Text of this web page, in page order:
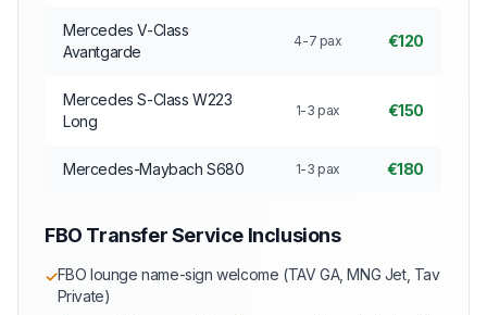
Mercedes V-Class
Avantgarde
4-7 pax €120
Mercedes S-Class W223
Long
1-3 pax €150
Mercedes-Maybach S680 1-3 pax €180
FBO Transfer Service Inclusions
✓FBO lounge name-sign welcome (TAV GA, MNG Jet, Tav
Private)